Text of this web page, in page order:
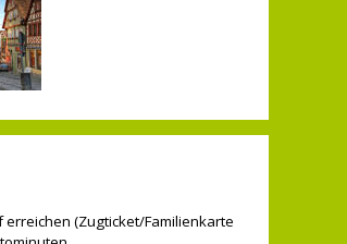
(Zugticket/Familienkarte